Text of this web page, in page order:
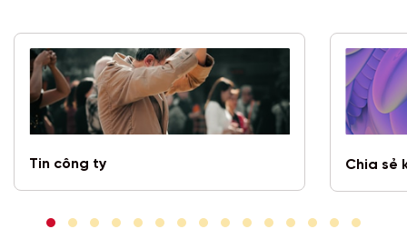
Tin công ty Chia sẻ